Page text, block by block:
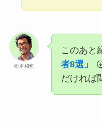
松本和也
このあと
者8選」
だければ